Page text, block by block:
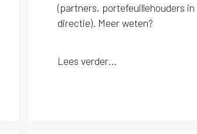
(partners, portefeuillehouders in
directie). Meer weten?
Lees verder...